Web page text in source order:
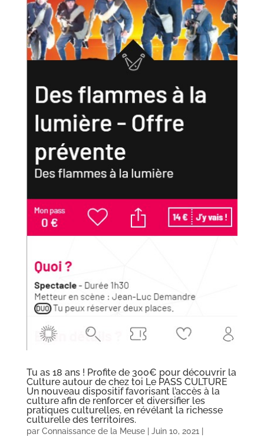
Tu as 18 ans ! Profite de 300€ pour découvrir la
Culture autour de chez toi Le PASS CULTURE
Un nouveau dispositif favorisant l’accès à la
culture afin de renforcer et diversifier les
pratiques culturelles, en révélant la richesse
culturelle des territoires.
par Connaissance de la Meuse| Juin 10, 2021